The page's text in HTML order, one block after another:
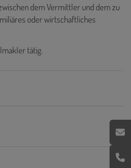
dem Vermittler und dem zu
oder wirtschaftliches
tätig.